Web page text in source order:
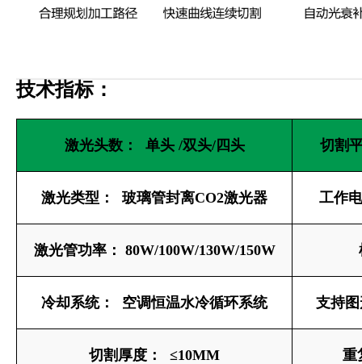
技术指标：
激光头数： 单头 /双头/四头 切割
激光类型： 玻璃管封离CO2激光器 工作
激光管功率： 80W/100W/130W/150W
冷却系统： 空调恒温水冷循环系统 支持
切割厚度： ≤10MM 重